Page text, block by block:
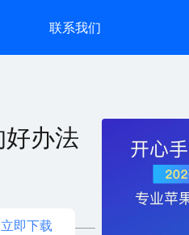
联系我们
办法
立即下载